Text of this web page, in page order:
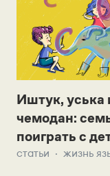
Иштук, уська
чемодан:
поиграть с
статьи жизнь